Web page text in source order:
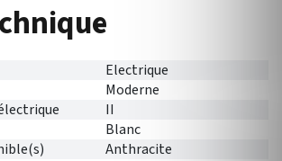
Electrique
Moderne
II
Blanc
Anthracite